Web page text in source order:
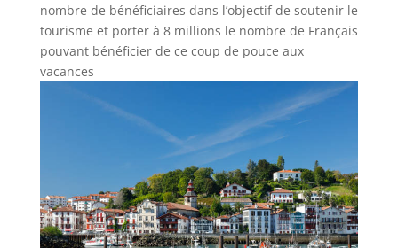
nombre de bénéficiaires dans l’objectif de soutenir le
tourisme et porter à 8 millions le nombre de Français
pouvant bénéficier de ce coup de pouce aux
vacances